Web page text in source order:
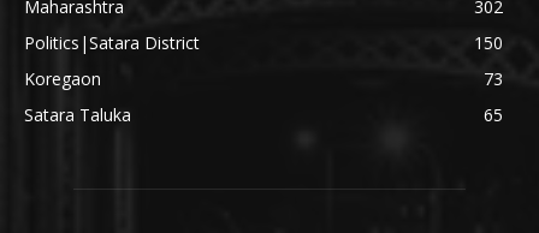
Maharashtra
302
Politics|Satara District
150
Koregaon
73
Satara Taluka
65